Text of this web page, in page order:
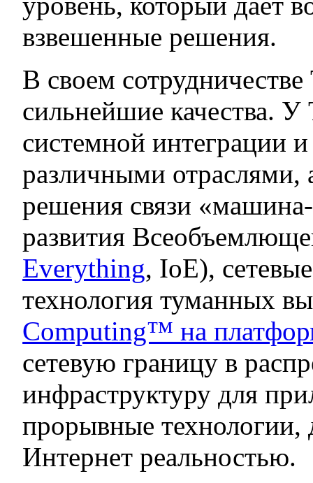
взвешенные решения.
В своем
сильнейшие качества.
системной интеграции
различными отраслями,
решения связи
развития
Everything, IoE),
технология туманных
Computing™ на
сетевую границу в
инфраструктуру для
прорывные
Интернет реальностью.